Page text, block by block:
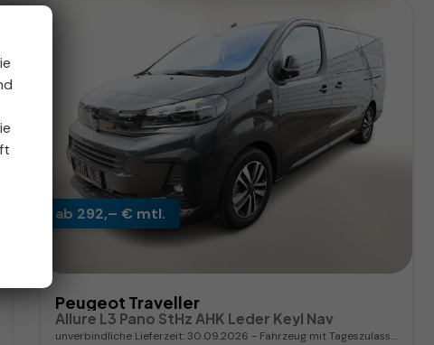
ab 292,– € mtl.
Peugeot Traveller
Allure L3 Pano StHz AHK Leder Keyl Nav
unverbindliche Lieferzeit:30.09.2026 Fahrzeug mit Tageszulassung